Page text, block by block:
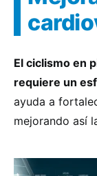
El ciclismo en
requiere un
ayuda a
mejorando así